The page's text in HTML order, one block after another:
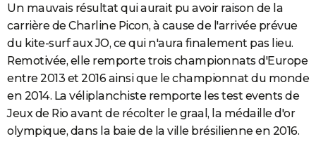
Un mauvais résultat qui aurait pu avoir raison de la
carrière de Charline Picon, à cause de l'arrivée prévue
du kite-surf aux JO, ce qui n'aura finalement pas lieu.
Remotivée, elle remporte trois championnats d'Europe
entre 2013 et 2016 ainsi que le championnat du monde
en 2014. La véliplanchiste remporte les test events de
Jeux de Rio avant de récolter le graal, la médaille d'or
olympique, dans la baie de la ville brésilienne en 2016.